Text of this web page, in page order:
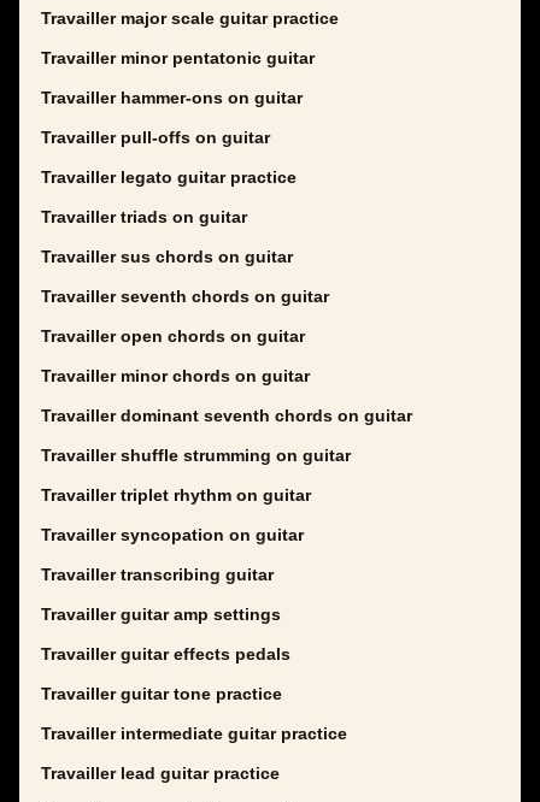
Travailler major scale guitar practice
Travailler minor pentatonic guitar
Travailler hammer-ons on guitar
Travailler pull-offs on guitar
Travailler legato guitar practice
Travailler triads on guitar
Travailler sus chords on guitar
Travailler seventh chords on guitar
Travailler open chords on guitar
Travailler minor chords on guitar
Travailler dominant seventh chords on guitar
Travailler shuffle strumming on guitar
Travailler triplet rhythm on guitar
Travailler syncopation on guitar
Travailler transcribing guitar
Travailler guitar amp settings
Travailler guitar effects pedals
Travailler guitar tone practice
Travailler intermediate guitar practice
Travailler lead guitar practice